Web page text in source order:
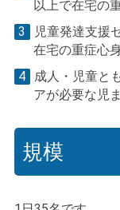
以上で在宅の
3
児童発達支援
在宅の重症心
4
成人・児童と
アが必要な児
規模